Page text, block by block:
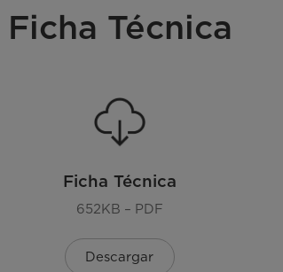
Ficha Técnica
Ficha Técnica
652KB – PDF
Descargar